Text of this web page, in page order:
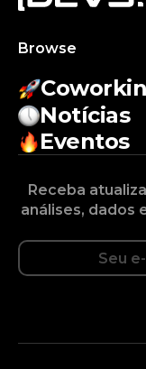
Browse
Notícias
Eventos
Receba
análises, dados